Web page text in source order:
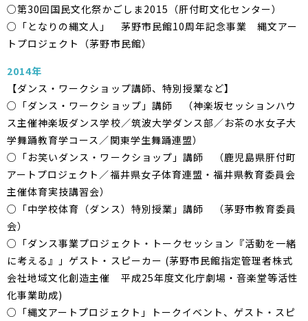
○第30回国民文化祭かごしま2015（肝付町文化センター）
○「となりの縄文人」 茅野市民館10周年記念事業 縄文アー
トプロジェクト（茅野市民館）
2014年
【ダンス・ワークショップ講師、特別授業など】
○「ダンス・ワークショップ」講師 （神楽坂セッションハウ
ス主催神楽坂ダンス学校／筑波大学ダンス部／お茶の水女子大
学舞踊教育学コース／関東学生舞踊連盟）
○「お笑いダンス・ワークショップ」講師 （鹿児島県肝付町
アートプロジェクト／福井県女子体育連盟・福井県教育委員会
主催体育実技講習会）
○「中学校体育（ダンス）特別授業」講師 （茅野市教育委員
会）
○「ダンス事業プロジェクト・トークセッション『活動を一緒
に考える』」ゲスト・スピーカー (茅野市民館指定管理者株式
会社地域文化創造主催 平成25年度文化庁劇場・音楽堂等活性
化事業助成)
○「縄文アートプロジェクト」トークイベント、ゲスト・スピ